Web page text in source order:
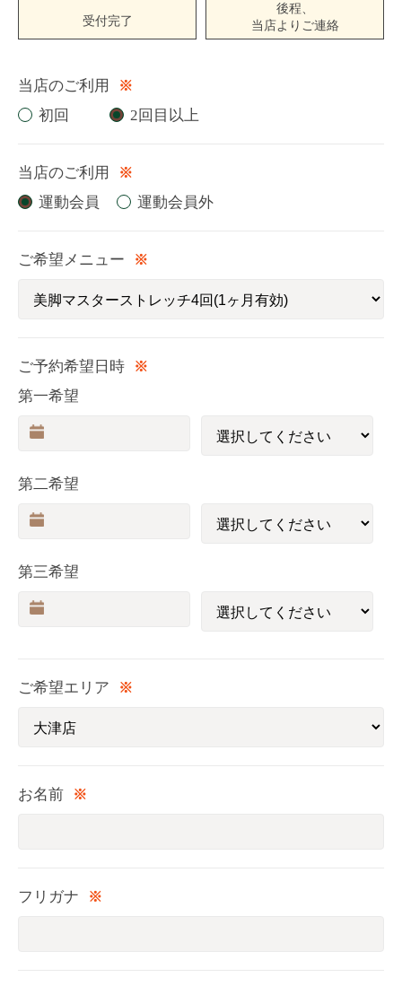
受付完了
後程、
当店よりご連絡
当店のご利用 ※
初回 2回目以上
当店のご利用 ※
運動会員 運動会員外
ご希望メニュー ※
ご予約希望日時 ※
第一希望
第二希望
第三希望
ご希望エリア ※
お名前 ※
フリガナ ※